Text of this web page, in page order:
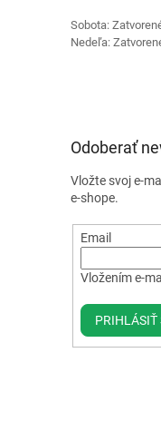
Sobota:
Nedeľa:
Odoberať
Vložte svoj e-
e-shope.
Email
Vložením e-
PRIHLÁSIŤ